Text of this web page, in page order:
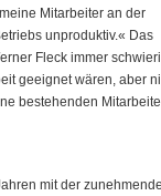
Mitarbeiter an der
unproduktiv.« Das
Fleck immer
geeignet wären, aber
bestehenden
mit der